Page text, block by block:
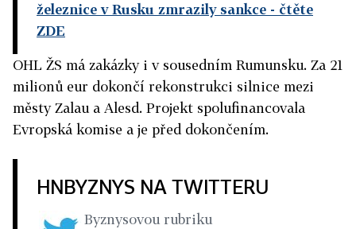
železnice v Rusku zmrazily sankce - čtěte
ZDE
OHL ŽS má zakázky i v sousedním Rumunsku. Za 21
milionů eur dokončí rekonstrukci silnice mezi
městy Zalau a Alesd. Projekt spolufinancovala
Evropská komise a je před dokončením.
HNBYZNYS NA TWITTERU
Byznysovou rubriku